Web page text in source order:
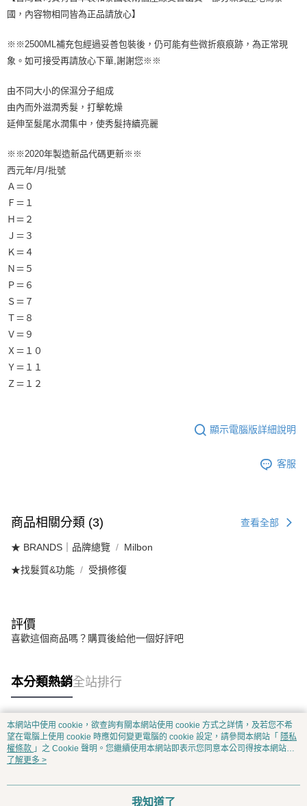
【注意事項】
買賣價金債權讓與本公司後，依約使用本公司帳單繳交帳款。
2.基於同意付款使用「大哥付你分期」之契約關係目的，商店將以您的個人
由本公司與您本人進行分期帳單所需資料之確認、核對及更正。
3.完整用戶服務條款，請詳閱以下連結：
每筆NT$65，滿NT$1,699(含以上)免運費
宅配
每筆NT$80，滿NT$1,699(含以上)免運費
宅配-離島
每筆NT$100
國，內容物相同皆為正品請放心】
※※2500ML補充包經過妥善包裝後，仍可能有些微折痕痕跡，為正常現
象。如可接受再請放心下單,謝謝您※※
由不同大小的保濕分子組成
由內而外滋潤秀髮，打擊乾燥
延伸至髮尾水潤集中，使秀髮持續亮麗
※※2020年製造新品代碼更新※※
西元年/月/批號
Ａ＝０
Ｆ＝１
Ｈ＝２
Ｊ＝３
Ｋ＝４
Ｎ＝５
Ｐ＝６
Ｓ＝７
Ｔ＝８
Ｖ＝９
Ｘ＝１０
Ｙ＝１１
Ｚ＝１２
顯示電腦版詳細說明
客服
商品相關分類 (3) 查看全部
★ BRANDS｜品牌總覽 Milbon
★找髮質&功能 受損修復
評價
喜歡這個商品嗎？購買後給他一個好評吧
本分類熱銷全站排行
熱門標籤
本網站中使用 cookie，欲查詢有關本網站使用 cookie 方式之詳情，及若您不希
望在電腦上使用 cookie 時應如何變更電腦的 cookie 設定，請參閱本網站「 隱私
權條款 」之 Cookie 聲明。您繼續使用本網站即表示您同意本公司得按本網站使
用條款之 Cookie 聲明使用 cookie。
了解更多 >
我知道了